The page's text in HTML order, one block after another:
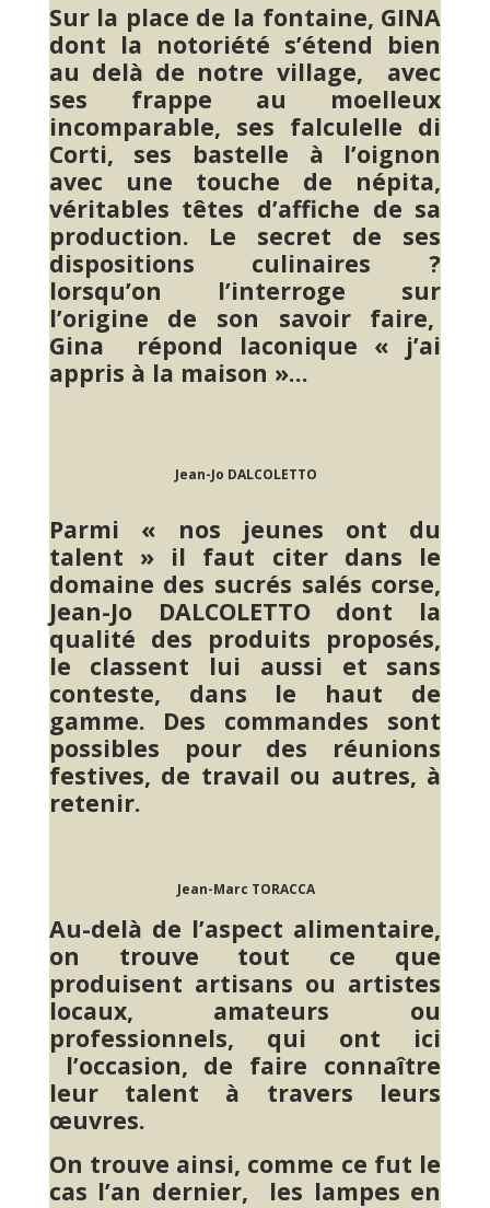
Sur la place de la fontaine, GINA
dont la notoriété s’étend bien
au delà de notre village, avec
ses frappe au moelleux
incomparable, ses falculelle di
Corti, ses bastelle à l’oignon
avec une touche de népita,
véritables têtes d’affiche de sa
production. Le secret de ses
dispositions culinaires ?
lorsqu’on l’interroge sur
l’origine de son savoir faire,
Gina répond laconique « j’ai
appris à la maison »…
Jean-Jo DALCOLETTO
Parmi « nos jeunes ont du
talent » il faut citer dans le
domaine des sucrés salés corse,
Jean-Jo DALCOLETTO dont la
qualité des produits proposés,
le classent lui aussi et sans
conteste, dans le haut de
gamme. Des commandes sont
possibles pour des réunions
festives, de travail ou autres, à
retenir.
Jean-Marc TORACCA
Au-delà de l’aspect alimentaire,
on trouve tout ce que
produisent artisans ou artistes
locaux, amateurs ou
professionnels, qui ont ici
l’occasion, de faire connaître
leur talent à travers leurs
œuvres.
On trouve ainsi, comme ce fut le
cas l’an dernier, les lampes en